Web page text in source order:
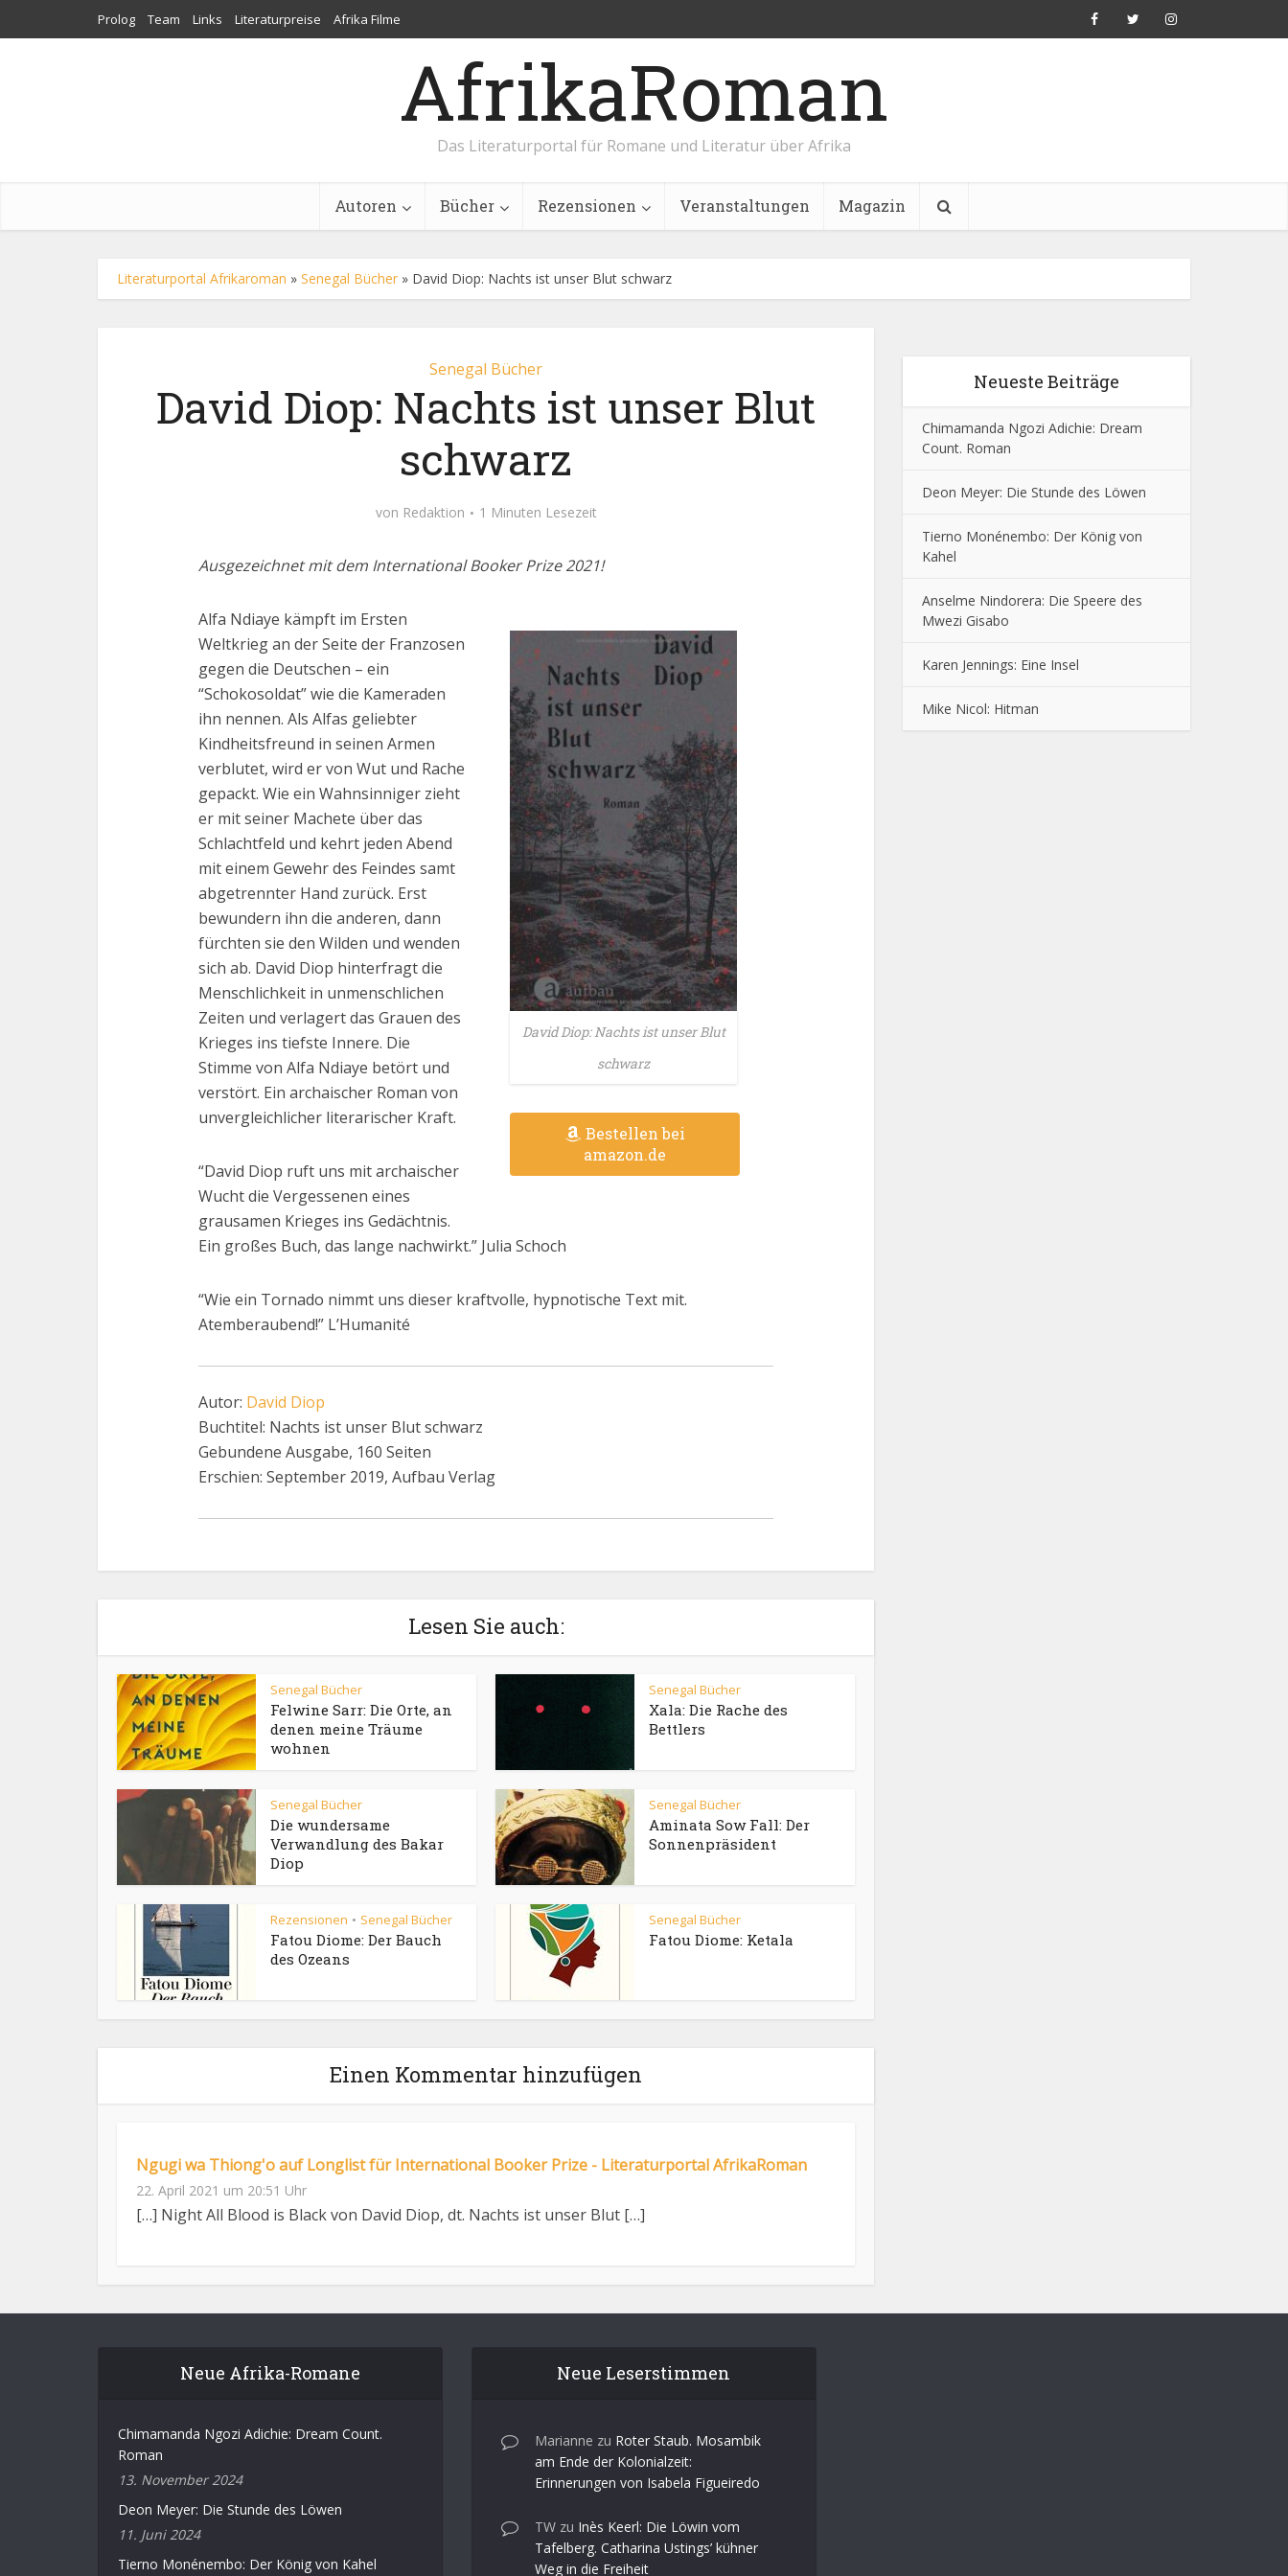
Prolog Team Links Literaturpreise Afrika Filme
AfrikaRoman
Das Literaturportal für Romane und Literatur über Afrika
Autoren Bücher Rezensionen Veranstaltungen Magazin
Literaturportal Afrikaroman » Senegal Bücher » David Diop: Nachts ist unser Blut schwarz
Senegal Bücher
David Diop: Nachts ist unser Blut
schwarz
von Redaktion 1 Minuten Lesezeit
Ausgezeichnet mit dem International Booker Prize 2021!
David Diop: Nachts ist unser Blut
schwarz
Bestellen bei
amazon.de
Alfa Ndiaye kämpft im Ersten
Weltkrieg an der Seite der Franzosen
gegen die Deutschen – ein
“Schokosoldat” wie die Kameraden
ihn nennen. Als Alfas geliebter
Kindheitsfreund in seinen Armen
verblutet, wird er von Wut und Rache
gepackt. Wie ein Wahnsinniger zieht
er mit seiner Machete über das
Schlachtfeld und kehrt jeden Abend
mit einem Gewehr des Feindes samt
abgetrennter Hand zurück. Erst
bewundern ihn die anderen, dann
fürchten sie den Wilden und wenden
sich ab. David Diop hinterfragt die
Menschlichkeit in unmenschlichen
Zeiten und verlagert das Grauen des
Krieges ins tiefste Innere. Die
Stimme von Alfa Ndiaye betört und
verstört. Ein archaischer Roman von
unvergleichlicher literarischer Kraft.
“David Diop ruft uns mit archaischer
Wucht die Vergessenen eines
grausamen Krieges ins Gedächtnis.
Ein großes Buch, das lange nachwirkt.” Julia Schoch
“Wie ein Tornado nimmt uns dieser kraftvolle, hypnotische Text mit.
Atemberaubend!” L’Humanité
Autor: David Diop
Buchtitel: Nachts ist unser Blut schwarz
Gebundene Ausgabe, 160 Seiten
Erschien: September 2019, Aufbau Verlag
Lesen Sie auch:
Senegal Bücher
Felwine Sarr: Die Orte, an
denen meine Träume
wohnen
Senegal Bücher
Xala: Die Rache des
Bettlers
Senegal Bücher
Die wundersame
Verwandlung des Bakar
Diop
Senegal Bücher
Aminata Sow Fall: Der
Sonnenpräsident
Rezensionen • Senegal Bücher
Fatou Diome: Der Bauch
des Ozeans
Senegal Bücher
Fatou Diome: Ketala
Einen Kommentar hinzufügen
Ngugi wa Thiong'o auf Longlist für International Booker Prize - Literaturportal AfrikaRoman
22. April 2021 um 20:51 Uhr
[…] Night All Blood is Black von David Diop, dt. Nachts ist unser Blut […]
Neueste Beiträge
Chimamanda Ngozi Adichie: Dream
Count. Roman
Deon Meyer: Die Stunde des Löwen
Tierno Monénembo: Der König von
Kahel
Anselme Nindorera: Die Speere des
Mwezi Gisabo
Karen Jennings: Eine Insel
Mike Nicol: Hitman
Neue Afrika-Romane
Chimamanda Ngozi Adichie: Dream Count.
Roman
13. November 2024
Deon Meyer: Die Stunde des Löwen
11. Juni 2024
Tierno Monénembo: Der König von Kahel
Neue Leserstimmen
Marianne zu Roter Staub. Mosambik
am Ende der Kolonialzeit:
Erinnerungen von Isabela Figueiredo
TWzu Inès Keerl: Die Löwin vom
Tafelberg. Catharina Ustings’ kühner
Weg in die Freiheit